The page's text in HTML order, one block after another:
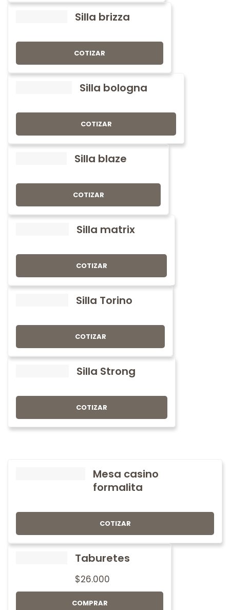
Silla brizza
COTIZAR
Silla bologna
COTIZAR
Silla blaze
COTIZAR
Silla matrix
COTIZAR
Silla Torino
COTIZAR
Silla Strong
COTIZAR
Mesa casino
formalita
COTIZAR
Taburetes
$26.000
COMPRAR